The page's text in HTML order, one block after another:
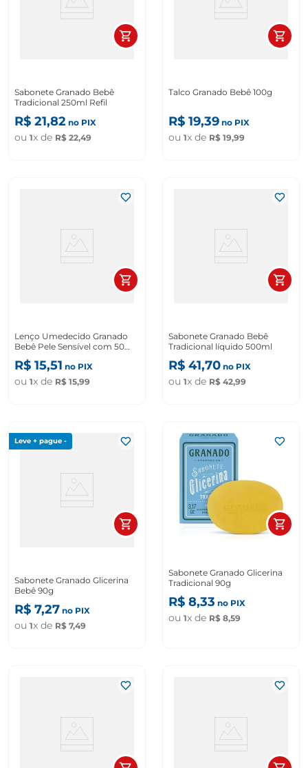
Sabonete Granado Bebê
Tradicional 250ml Refil
R$ 21,82 no PIX
ou 1x de R$ 22,49
Talco Granado Bebê 100g
R$ 19,39 no PIX
ou 1x de R$ 19,99
Lenço Umedecido Granado
Bebê Pele Sensível com 50
Unidades
R$ 15,51 no PIX
ou 1x de R$ 15,99
Sabonete Granado Bebê
Tradicional líquido 500ml
R$ 41,70 no PIX
ou 1x de R$ 42,99
Leve + pague -
Sabonete Granado Glicerina
Bebê 90g
R$ 7,27 no PIX
ou 1x de R$ 7,49
Sabonete Granado Glicerina
Tradicional 90g
R$ 8,33 no PIX
ou 1x de R$ 8,59